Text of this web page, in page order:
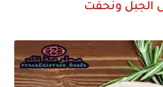
الجبل ونحفت